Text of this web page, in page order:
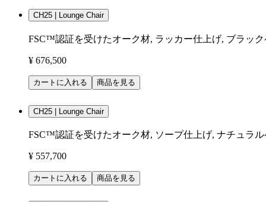
CH25 | Lounge Chair
FSC™認証を受けたオーク材, ラッカー仕上げ, ブラッ
¥ 676,500
カートに入れる 商品を見る
CH25 | Lounge Chair
FSC™認証を受けたオーク材, ソープ仕上げ, ナチュラ
¥ 557,700
カートに入れる 商品を見る